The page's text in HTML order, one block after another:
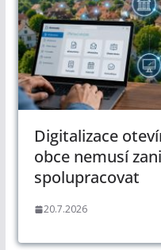
Digitalizace
obce nemusí
spolupracovat
20.7.2026